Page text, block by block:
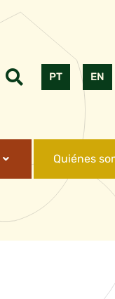
PT EN
Quiénes